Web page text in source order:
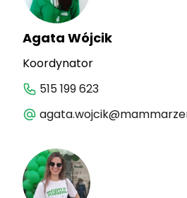
Agata Wójcik
Koordynator
515 199 623